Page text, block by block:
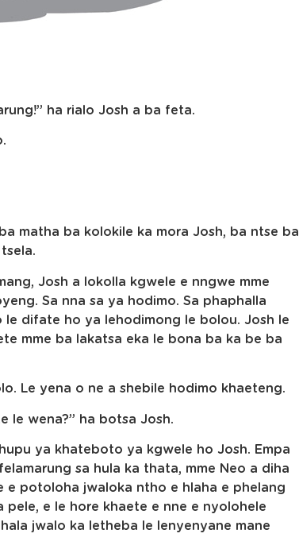
ha rialo Josh a ba feta.
matha ba kolokile ka mora Josh, ba ntse ba
Josh a lokolla kgwele e nngwe mme
Sa nna sa ya hodimo. Sa phaphalla
le difate ho ya lehodimong le bolou. Josh le
mme ba lakatsa eka le bona ba ka be ba
Le yena o ne a shebile hodimo khaeteng.
le wena?” ha botsa Josh.
ya khateboto ya kgwele ho Josh. Empa
sa hula ka thata, mme Neo a diha
potoloha jwaloka ntho e hlaha e phelang
e le hore khaete e nne e nyolohele
jwalo ka letheba le lenyenyane mane